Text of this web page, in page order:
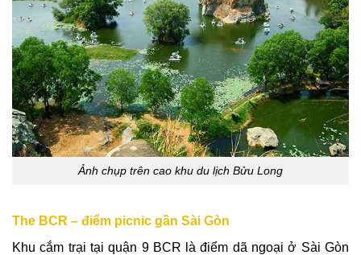
Ảnh chụp trên cao khu du lịch Bửu Long
The BCR – điểm picnic gần Sài Gòn
Khu cắm trại tại quận 9 BCR là điểm dã ngoại ở Sài Gòn